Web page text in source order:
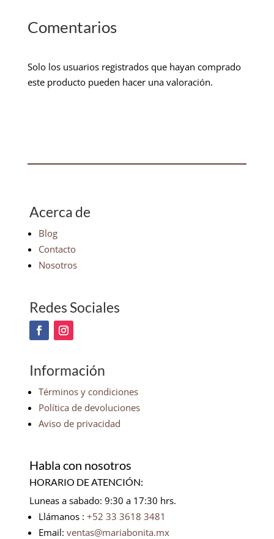
Comentarios
Solo los usuarios registrados que hayan comprado
este producto pueden hacer una valoración.
Acerca de
Blog
Contacto
Nosotros
Redes Sociales
Información
Términos y condiciones
Política de devoluciones
Aviso de privacidad
Habla con nosotros
HORARIO DE ATENCIÓN:
Luneas a sabado: 9:30 a 17:30 hrs.
Llámanos : +52 33 3618 3481
Email: ventas@mariabonita.mx